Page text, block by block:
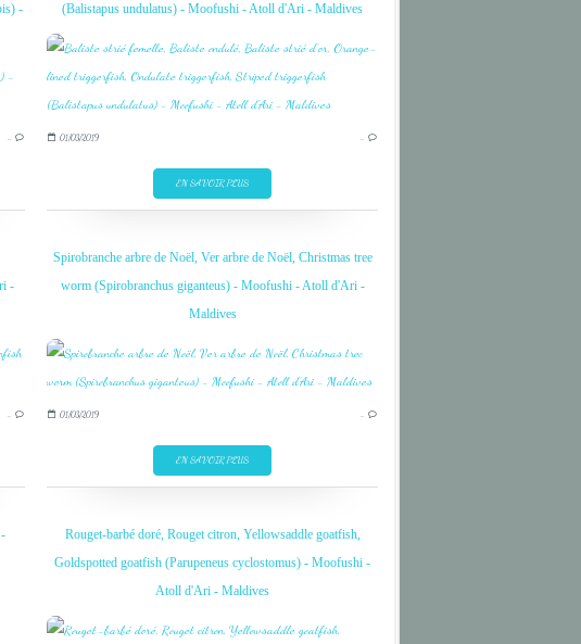
(Balistapus undulatus) - Moofushi - Atoll d'Ari - Maldives
01/03/2019 …
EN SAVOIR PLUS
-
MALDIVES
…
-
MALDIVES
…
Spirobranche arbre de Noël, Ver arbre de Noël, Christmas tree
worm (Spirobranchus giganteus) - Moofushi - Atoll d'Ari -
Maldives
01/03/2019 …
EN SAVOIR PLUS
CORAIL
Rouget-barbé doré, Rouget citron, Yellowsaddle goatfish,
Goldspotted goatfish (Parupeneus cyclostomus) - Moofushi -
Atoll d'Ari - Maldives